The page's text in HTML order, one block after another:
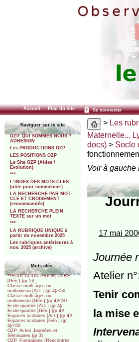
Accueil Plan du site Se connecter
Naviguer sur le site
OZP. QUI SOMMES NOUS ?
ADHESION
Les PRODUCTIONS OZP
LES POSITIONS OZP
Le Site OZP (Aides /
Evolution)
***
L’INDEX DES MOTS-CLES
(utile pour commencer)
LA RECHERCHE PAR MOT-
CLE ET CROISEMENT
(recommandée)
LA RECHERCHE PLEIN
TEXTE sur un mot
***
LA RUBRIQUE UNIQUE à
partir de novembre 2025
Les rubriques antérieures à
nov. 2025 (archive)
Mots-clés
**EDUCATION PRIORITAIRE
[Gén.] (gr 5)/
Classe multi-âges ou
multiniveau [Act.] (gr 4)/<50
Classe multi-âges ou
multiniveau [Gén.] (gr 4)/<50
Ecole-quartier [Act.] (gr 4)/
Ecole-quartier [Gén.] (gr 4)/
Espaces scolaires [Act.] (gr 4)/
Espaces scolaires [Gén.] (gr
4)/<50
OZP. Actes Journées et
Séminaires (gr 3)
OZP. Formations (Rencontres
> Les
Maternelle..,
docs)> Socle
Voir à gauche
17 mai
Journée
Atelier
Tenir
la mise